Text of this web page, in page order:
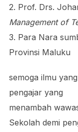
2. Prof. Drs.
Management of
3. Para Nara
Provinsi Maluku
semoga ilmu
pengajar yang
menambah
Sekolah demi